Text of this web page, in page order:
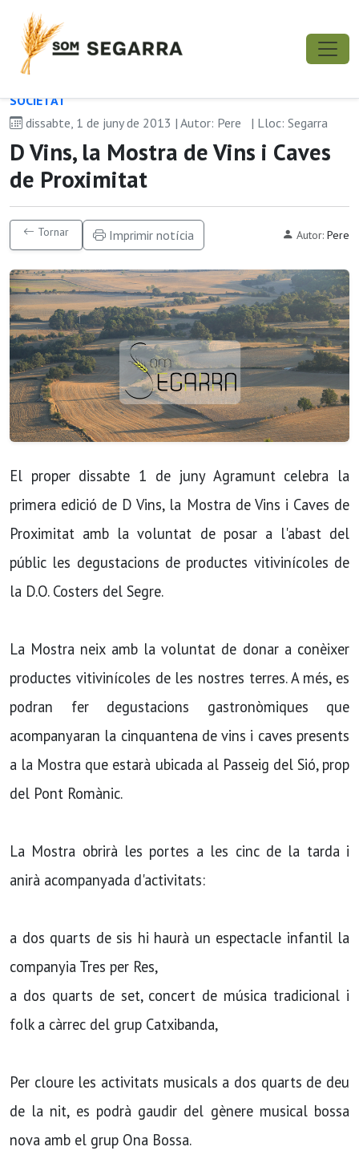
SOCIETAT
dissabte, 1 de juny de 2013 | Autor: Pere
| Lloc: Segarra
D Vins, la Mostra de Vins i Caves
de Proximitat
Tornar Imprimir notícia Autor: Pere
El proper dissabte 1 de juny Agramunt celebra la
primera edició de D Vins, la Mostra de Vins i Caves de
Proximitat amb la voluntat de posar a l'abast del
públic les degustacions de productes vitivinícoles de
la D.O. Costers del Segre.
La Mostra neix amb la voluntat de donar a conèixer
productes vitivinícoles de les nostres terres. A més, es
podran fer degustacions gastronòmiques que
acompanyaran la cinquantena de vins i caves presents
a la Mostra que estarà ubicada al Passeig del Sió, prop
del Pont Romànic.
La Mostra obrirà les portes a les cinc de la tarda i
anirà acompanyada d'activitats:
a dos quarts de sis hi haurà un espectacle infantil la
companyia Tres per Res,
a dos quarts de set, concert de música tradicional i
folk a càrrec del grup Catxibanda,
Per cloure les activitats musicals a dos quarts de deu
de la nit, es podrà gaudir del gènere musical bossa
nova amb el grup Ona Bossa.